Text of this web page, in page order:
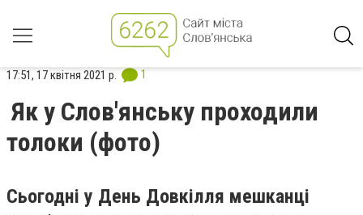
17:51, 17 квітня 2021 р. 1
Як у Слов'янську проходили
толоки (фото)
Сьогодні у День Довкілля мешканці